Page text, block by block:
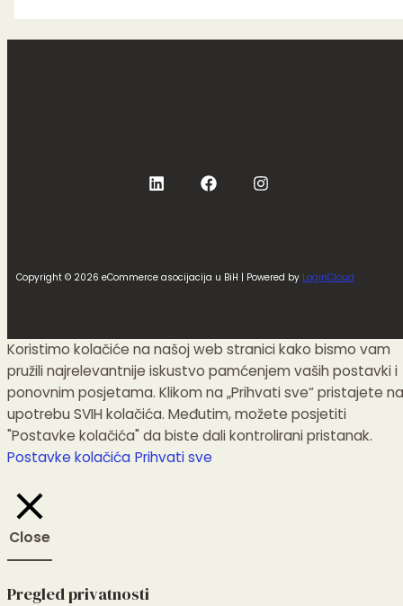
Copyright © 2026 eCommerce asocijacija u BiH | Powered by LoginCloud
Koristimo kolačiće na našoj web stranici kako bismo vam
pružili najrelevantnije iskustvo pamćenjem vaših postavki i
ponovnim posjetama. Klikom na „Prihvati sve“ pristajete na
upotrebu SVIH kolačića. Međutim, možete posjetiti
"Postavke kolačića" da biste dali kontrolirani pristanak.
Postavke kolačića Prihvati sve
Close
Pregled privatnosti